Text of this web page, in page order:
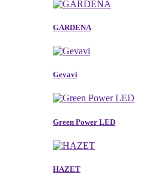
GARDENA
Gevavi
Green Power LED
HAZET